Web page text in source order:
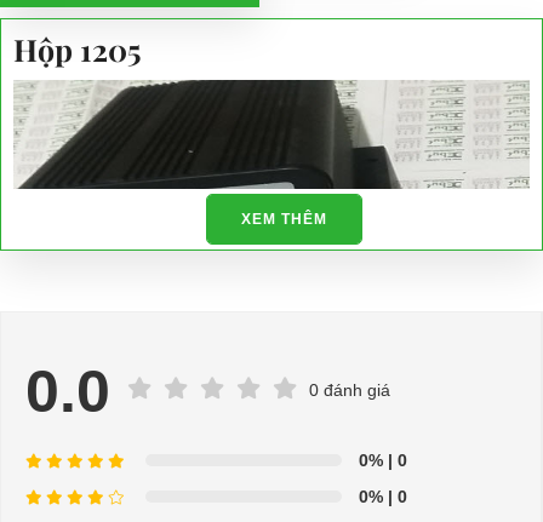
Hộp 1205
XEM THÊM
0.0 0 đánh giá
0% | 0
0% | 0